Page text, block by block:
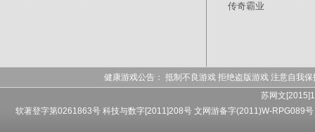
传奇霸业
健康游戏公告： 抵制不良游戏 拒绝盗版游戏 注意自我
苏网文
软著登字第0261863号 科技与数字[2011]208号 文网游备字(2011)W-RPG089号